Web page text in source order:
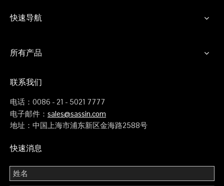
快速导航
所有产品
联系我们
电话：0086 - 21 - 5021 7777
电子邮件： sales@sassin.com
地址：中国上海市浦东新区金海路2588号
快速消息